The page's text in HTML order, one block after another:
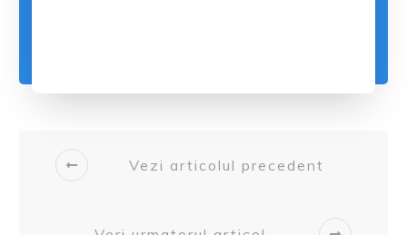
Vezi articolul precedent